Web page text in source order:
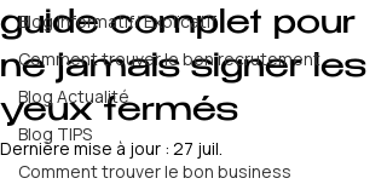
Blog Informatif/ Explicatif
Comment trouver le bon recrutement
Blog Actualité
Blog TIPS
Comment trouver le bon business
guide complet pour
ne jamais signer les
yeux fermés
Dernière mise à jour : 27 juil.